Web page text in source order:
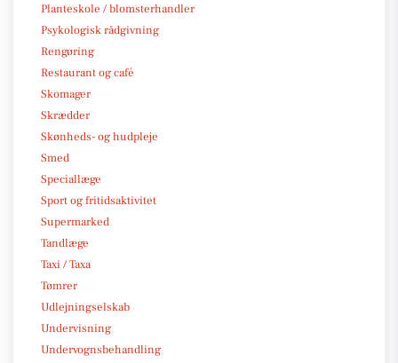
Planteskole / blomsterhandler
Psykologisk rådgivning
Rengøring
Restaurant og café
Skomager
Skrædder
Skønheds- og hudpleje
Smed
Speciallæge
Sport og fritidsaktivitet
Supermarked
Tandlæge
Taxi / Taxa
Tømrer
Udlejningselskab
Undervisning
Undervognsbehandling